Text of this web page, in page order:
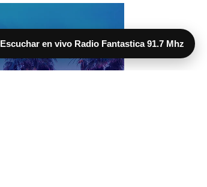
Escuchar en vivo Radio Fantastica 91.7 Mhz